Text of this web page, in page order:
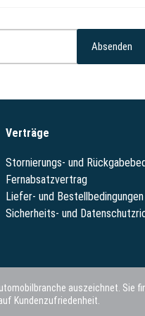
Absenden
Verträge
Stornierungs- und
Fernabsatzvertrag
Liefer- und Bestellbedingungen
Sicherheits- und
auszeichnet. Sie
Kundenzufriedenheit.